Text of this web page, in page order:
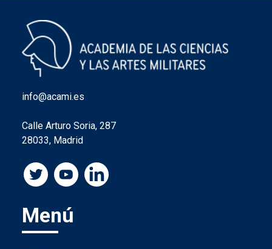
info@acami.es
Calle Arturo Soria, 287
28033, Madrid
Menú